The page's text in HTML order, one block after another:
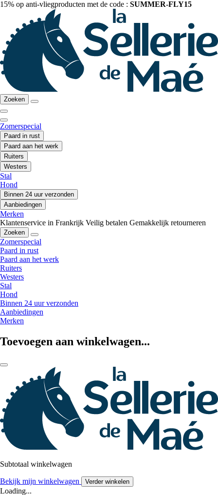
15% op anti-vliegproducten met de code : SUMMER-FLY15
Zoeken
Zomerspecial
Paard in rust
Paard aan het werk
Ruiters
Westers
Stal
Hond
Binnen 24 uur verzonden
Aanbiedingen
Merken
Klantenservice in Frankrijk Veilig betalen Gemakkelijk retourneren
Zoeken
Zomerspecial
Paard in rust
Paard aan het werk
Ruiters
Westers
Stal
Hond
Binnen 24 uur verzonden
Aanbiedingen
Merken
Toevoegen aan winkelwagen...
Subtotaal winkelwagen
Bekijk mijn winkelwagen Verder winkelen
Loading...